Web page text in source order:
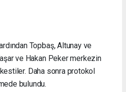
Topbaş, Altunay ve
ve Hakan Peker merkezin
Daha sonra protokol
bulundu.